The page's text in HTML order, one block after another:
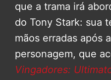
que a trama irá
do Tony Stark: sua
mãos erradas após
personagem, que
Vingadores: